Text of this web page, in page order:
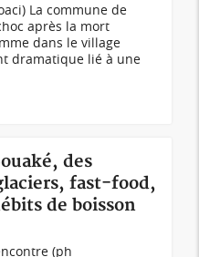
La commune de
après la mort
dans le village
dramatique lié à une
des
fast-food,
de boisson
(ph